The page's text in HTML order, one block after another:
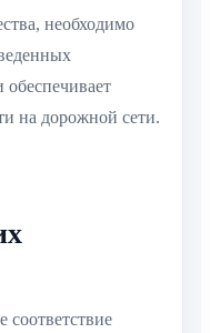
необходимо
на дорожной сети.